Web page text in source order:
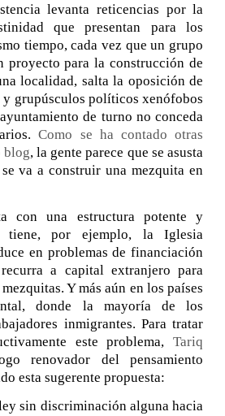
levanta reticencias por la
que presentan para los
tiempo, cada vez que un grupo
proyecto para la construcción de
localidad, salta la oposición de
grupúsculos políticos xenófobos
de turno no conceda
Como se ha contado otras
blog, la gente parece que se asusta
va a construir una mezquita en
con una estructura potente y
tiene, por ejemplo, la Iglesia
en problemas de financiación
a capital extranjero para
Y más aún en los países
donde la mayoría de los
inmigrantes. Para tratar
este problema,Tariq
renovador del pensamiento
esta sugerente propuesta:
sin discriminación alguna hacia